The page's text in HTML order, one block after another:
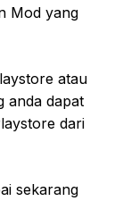
Mod yang
atau
anda dapat
dari
sekarang